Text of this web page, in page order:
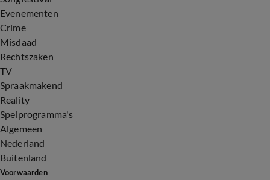
Evenementen
Crime
Misdaad
Rechtszaken
TV
Spraakmakend
Reality
Spelprogramma's
Algemeen
Nederland
Buitenland
Voorwaarden